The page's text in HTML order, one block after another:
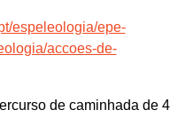
espeleologia/epe-
accoes-de-
de caminhada de 4